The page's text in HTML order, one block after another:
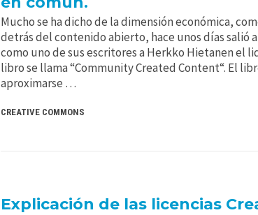
Mucho se ha dicho de la dimensión económica,
detrás del contenido abierto, hace unos días salió
como uno de sus escritores a Herkko Hietanen el
libro se llama “Community Created Content“. El
aproximarse …
CREATIVE COMMONS
Explicación de las licencias